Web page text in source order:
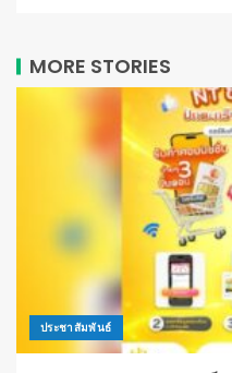
MORE STORIES
ประชาสัมพันธ์